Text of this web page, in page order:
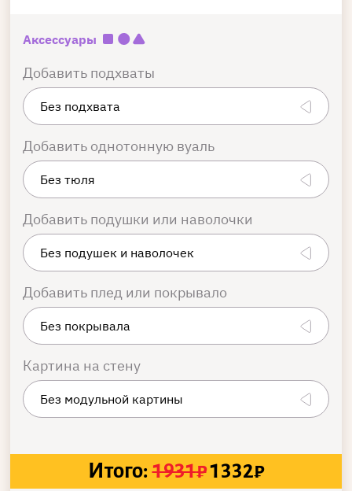
Аксессуары
Добавить подхваты
Добавить однотонную вуаль
Добавить подушки или наволочки
Добавить плед или покрывало
Картина на стену
Итого: 1931₽1332₽